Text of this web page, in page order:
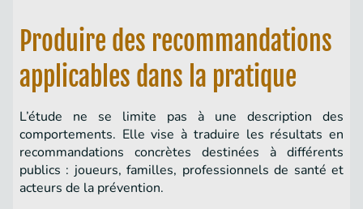
Produire des recommandations
applicables dans la pratique
L’étude ne se limite pas à une description des
comportements. Elle vise à traduire les résultats en
recommandations concrètes destinées à différents
publics : joueurs, familles, professionnels de santé et
acteurs de la prévention.